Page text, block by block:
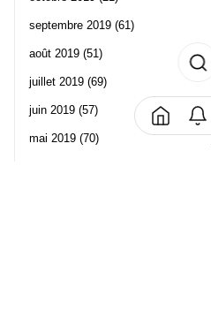
septembre 2019 (61)
août 2019 (51)
juillet 2019 (69)
juin 2019 (57)
mai 2019 (70)